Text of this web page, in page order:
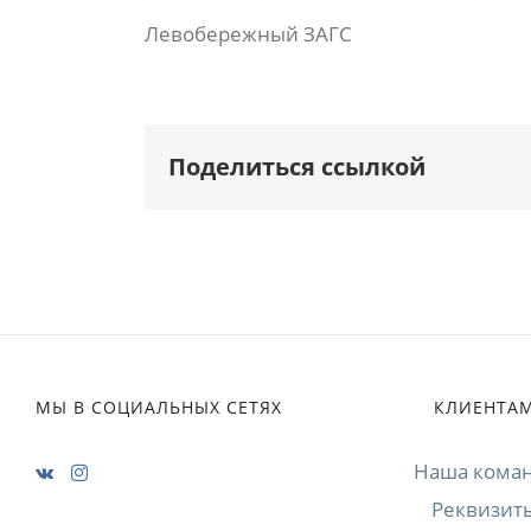
Левобережный ЗАГС
Поделиться ссылкой
МЫ В СОЦИАЛЬНЫХ СЕТЯХ
Наша